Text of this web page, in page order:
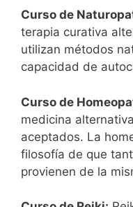
Curso de
terapia curativa
utilizan métodos
capacidad de
Curso de
medicina
aceptados. La
filosofía de que
provienen de la